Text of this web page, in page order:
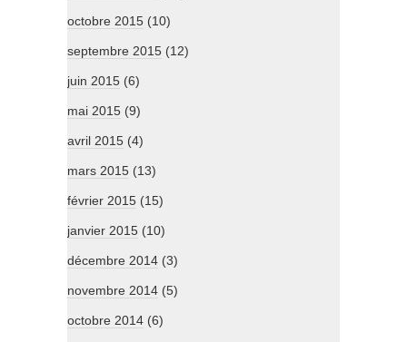
octobre 2015 (10)
septembre 2015 (12)
juin 2015 (6)
mai 2015 (9)
avril 2015 (4)
mars 2015 (13)
février 2015 (15)
janvier 2015 (10)
décembre 2014 (3)
novembre 2014 (5)
octobre 2014 (6)